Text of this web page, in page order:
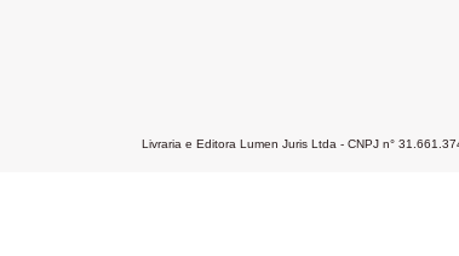
Livraria e Editora Lumen Juris Ltda - CNPJ n°